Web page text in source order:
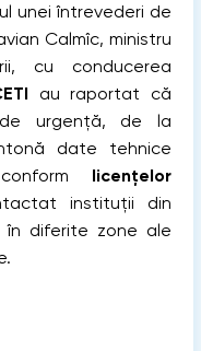
unei întrevederi de
Calmîc, ministru
cu conducerea
au raportat că
urgență, de la
date tehnice
licențelor
instituții din
în diferite zone ale